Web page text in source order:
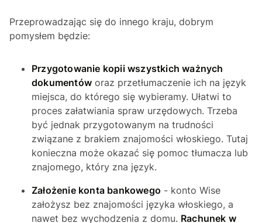
Przeprowadzając się do innego kraju, dobrym
pomysłem będzie:
Przygotowanie kopii wszystkich ważnych
dokumentów oraz przetłumaczenie ich na język
miejsca, do którego się wybieramy. Ułatwi to
proces załatwiania spraw urzędowych. Trzeba
być jednak przygotowanym na trudności
związane z brakiem znajomości włoskiego. Tutaj
konieczna może okazać się pomoc tłumacza lub
znajomego, który zna język.
Założenie konta bankowego - konto Wise
założysz bez znajomości języka włoskiego, a
nawet bez wychodzenia z domu. Rachunek w